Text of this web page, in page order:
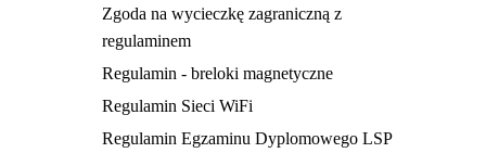
Zgoda na wycieczkę zagraniczną z
regulaminem
Regulamin - breloki magnetyczne
Regulamin Sieci WiFi
Regulamin Egzaminu Dyplomowego LSP